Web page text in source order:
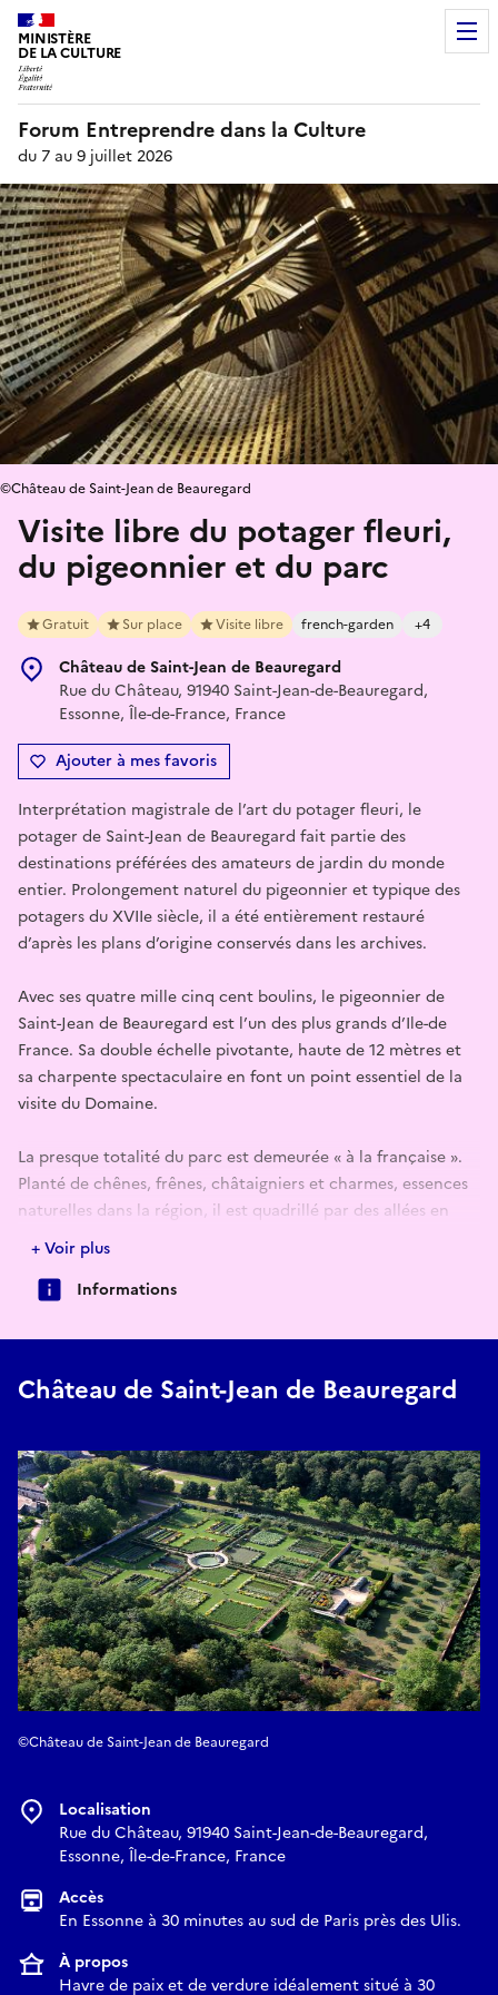
MINISTÈRE
DE LA CULTURE
Forum Entreprendre dans la Culture
du 7 au 9 juillet 2026
Visite libre du potager fleuri,
du pigeonnier et du parc
Gratuit Sur place Visite libre french-garden +4
Château de Saint-Jean de Beauregard
Rue du Château, 91940 Saint-Jean-de-Beauregard,
Essonne, Île-de-France, France
Ajouter à mes favoris
©Château de Saint-Jean de Beauregard
Interprétation magistrale de l’art du potager fleuri, le
potager de Saint-Jean de Beauregard fait partie des
destinations préférées des amateurs de jardin du monde
entier. Prolongement naturel du pigeonnier et typique des
potagers du XVIIe siècle, il a été entièrement restauré
d’après les plans d’origine conservés dans les archives.
Avec ses quatre mille cinq cent boulins, le pigeonnier de
Saint-Jean de Beauregard est l’un des plus grands d’Ile-de
France. Sa double échelle pivotante, haute de 12 mètres et
sa charpente spectaculaire en font un point essentiel de la
visite du Domaine.
La presque totalité du parc est demeurée « à la française ».
Planté de chênes, frênes, châtaigniers et charmes, essences
naturelles dans la région, il est quadrillé par des allées en
étoiles formant de belles perspectives, et, à leur
intersection, des clairières avec cabinet de verdure, si l’on en
croit les plans du XVIIIe siècle. Une partie du parc a été
la création d’une pièce d’eau et l’introduction d’espèces
notamment.
+ Voir plus
Informations
Château de Saint-Jean de Beauregard
©Château de Saint-Jean de Beauregard
Localisation
Rue du Château, 91940 Saint-Jean-de-Beauregard,
Essonne, Île-de-France, France
Accès
En Essonne à 30 minutes au sud de Paris près des Ulis.
À propos
Havre de paix et de verdure idéalement situé à 30